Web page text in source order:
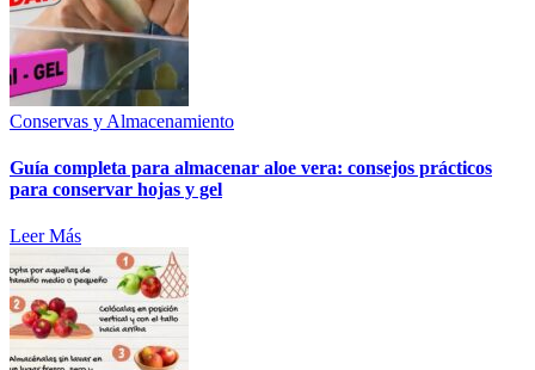
Conservas y Almacenamiento
Guía completa para almacenar aloe vera: consejos prácticos
para conservar hojas y gel
Leer Más